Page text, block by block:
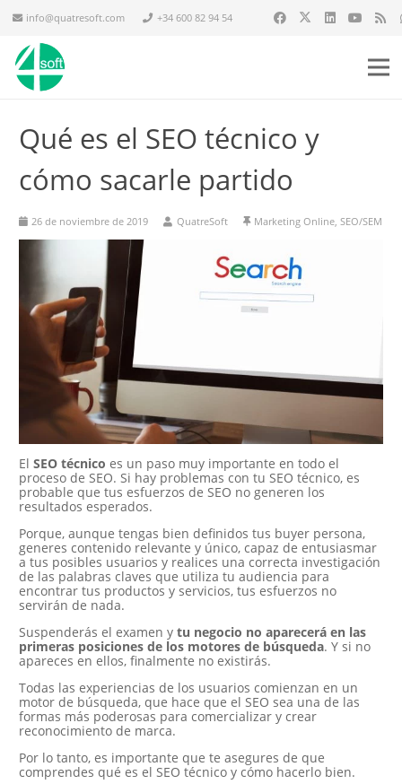
info@quatresoft.com +34 600 82 94 54
Qué es el SEO técnico y
cómo sacarle partido
26 de noviembre de 2019 QuatreSoft Marketing Online SEO/SEM
El SEO técnico es un paso muy importante en todo el
proceso de SEO. Si hay problemas con tu SEO técnico, es
probable que tus esfuerzos de SEO no generen los
resultados esperados.
Porque, aunque tengas bien definidos tus buyer persona,
generes contenido relevante y único, capaz de entusiasmar
a tus posibles usuarios y realices una correcta investigación
de las palabras claves que utiliza tu audiencia para
encontrar tus productos y servicios, tus esfuerzos no
servirán de nada.
Suspenderás el examen y tu negocio no aparecerá en las
primeras posiciones de los motores de búsqueda. Y si no
apareces en ellos, finalmente no existirás.
Todas las experiencias de los usuarios comienzan en un
motor de búsqueda, que hace que el SEO sea una de las
formas más poderosas para comercializar y crear
reconocimiento de marca.
Por lo tanto, es importante que te asegures de que
comprendes qué es el SEO técnico y cómo hacerlo bien.